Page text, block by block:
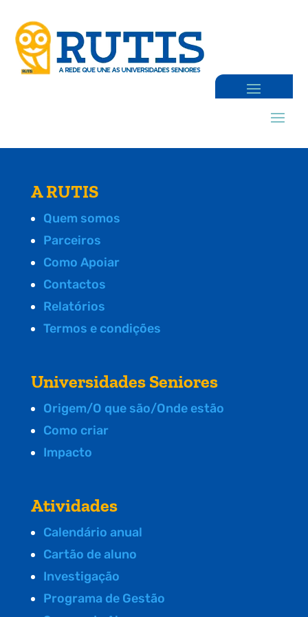
A RUTIS
Quem somos
Parceiros
Como Apoiar
Contactos
Relatórios
Termos e condições
Universidades Seniores
Origem/O que são/Onde estão
Como criar
Impacto
Atividades
Calendário anual
Cartão de aluno
Investigação
Programa de Gestão